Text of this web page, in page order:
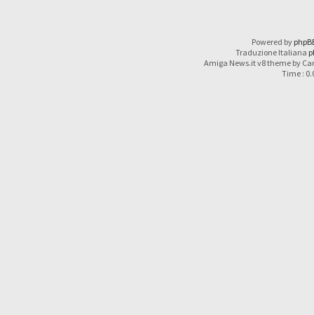
Powered by
Traduzione Italiana
Amiga News.it v8 theme by
Time :